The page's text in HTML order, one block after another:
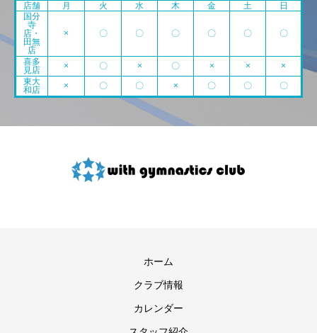
店舗 月 火 水 木 金 土
日
国分
寺
店・
田無
店
× 〇 〇 〇 〇 〇 〇
喜多
見店
× 〇 × 〇 × ×
×
東大
和店
× 〇 〇 × 〇 〇 〇
ホーム
クラブ情報
カレンダー